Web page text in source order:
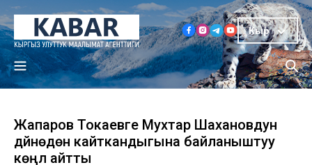
Кыр
Жапаров Токаевге Мухтар Шахановдун
дүйнөдөн кайткандыгына байланыштуу
көңүл айтты